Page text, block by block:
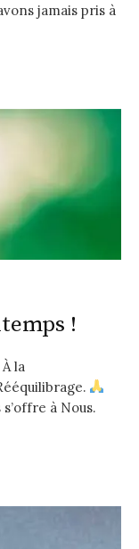
jamais pris à
!
la
à Nous.